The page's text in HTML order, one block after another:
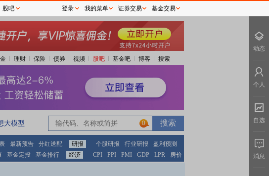
理财 保险 债券 视频 股吧 基金吧 博客 搜索
大模型 0
最新预告 分红送配 研报 个股研报 行业研报
盈利预测
基金定投 基金排行 经济 CPI PPI PMI GDP LPR 房价
股吧 登录 我的菜单 证券交易 基金交易
动态
个人
自选
消息